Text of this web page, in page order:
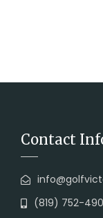
Contact
(819) 752-